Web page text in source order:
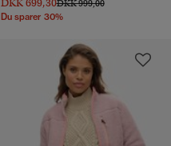
DKK 699,30Pris nedsat fra
DKK 999,00til
Du sparer 30%